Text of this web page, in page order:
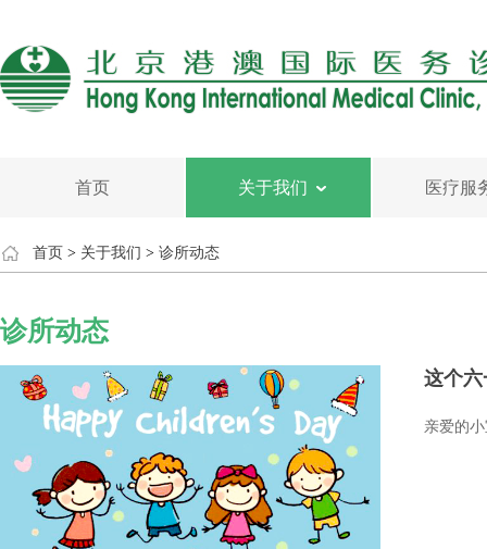
首页 关于我们 医疗服
首页 > 关于我们 > 诊所动态
诊所动态
这个
亲爱的